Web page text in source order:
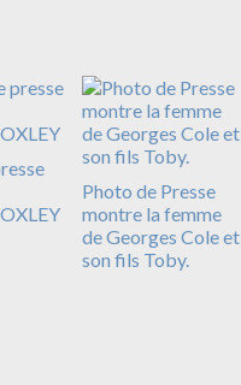
Photo de Presse
montre la femme
de Georges Cole et
son fils Toby.